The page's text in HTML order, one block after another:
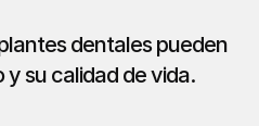
dentales pueden
y su calidad de vida.